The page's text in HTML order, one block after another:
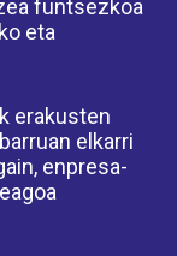
funtsezkoa
eta
erakusten
elkarri
enpresa-